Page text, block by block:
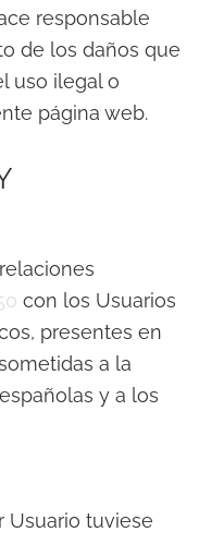
responsable
de los daños que
uso ilegal o
página web.
con los Usuarios
presentes en
a la
y a los
Usuario tuviese